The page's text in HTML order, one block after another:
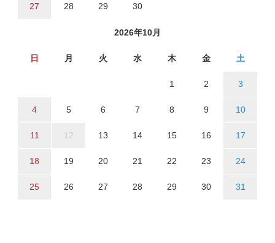
27 28 29 30
2026年10月
日 月 火 水 木 金 土
1 2 3
4 5 6 7 8 9 10
11 12 13 14 15 16 17
18 19 20 21 22 23 24
25 26 27 28 29 30 31